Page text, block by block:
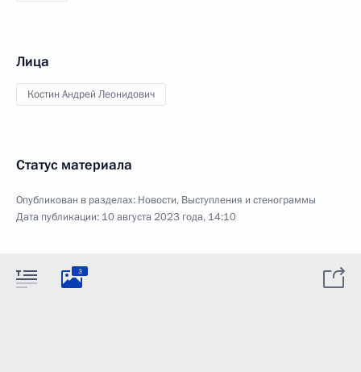
Лица
Костин Андрей Леонидович
Статус материала
Опубликован в разделах: Новости, Выступления и стенограммы
Дата публикации: 10 августа 2023 года, 14:10
3